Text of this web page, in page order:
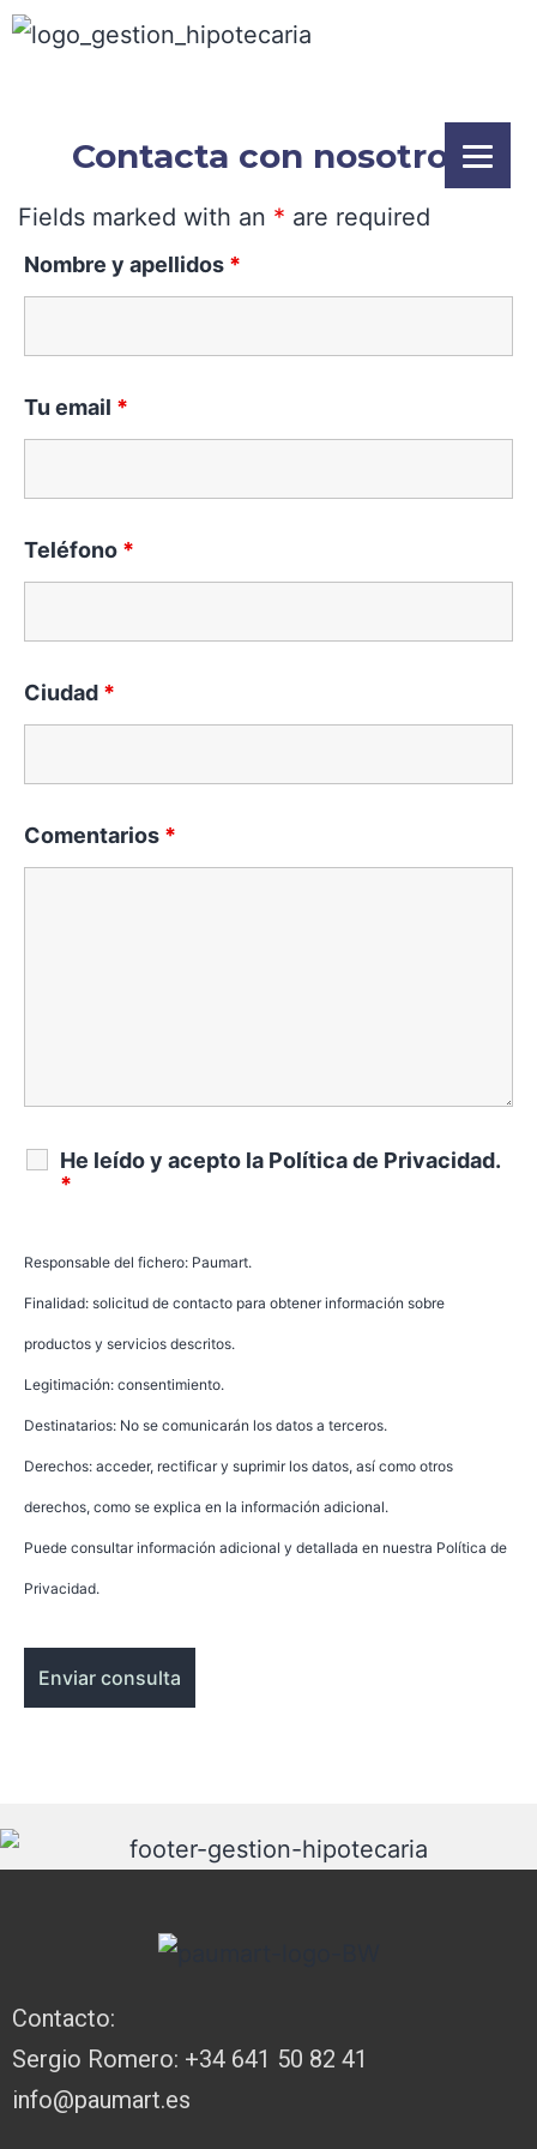
Contacta con nosotros
Fields marked with an * are required
Nombre y apellidos *
Tu email *
Teléfono *
Ciudad *
Comentarios *
He leído y acepto la Política de Privacidad.
*
Responsable del fichero: Paumart.
Finalidad: solicitud de contacto para obtener información sobre
productos y servicios descritos.
Legitimación: consentimiento.
Destinatarios: No se comunicarán los datos a terceros.
Derechos: acceder, rectificar y suprimir los datos, así como otros
derechos, como se explica en la información adicional.
Puede consultar información adicional y detallada en nuestra Política de
Privacidad.
Contacto:
Sergio Romero: +34 641 50 82 41
info@paumart.es